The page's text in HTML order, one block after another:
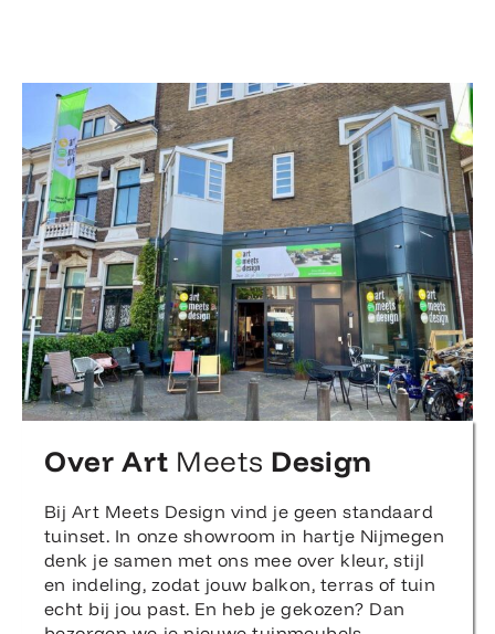
Over Art Meets Design
Bij Art Meets Design vind je geen standaard
tuinset. In onze showroom in hartje Nijmegen
denk je samen met ons mee over kleur, stijl
en indeling, zodat jouw balkon, terras of tuin
echt bij jou past. En heb je gekozen? Dan